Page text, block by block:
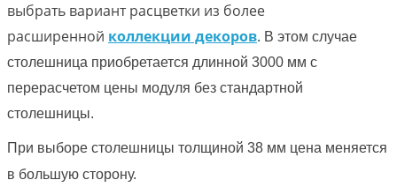
выбрать вариант расцветки из более
расширенной коллекции декоров. В этом случае
столешница приобретается длинной 3000 мм с
перерасчетом цены модуля без стандартной
столешницы.
При выборе столешницы толщиной 38 мм цена меняется
в большую сторону.